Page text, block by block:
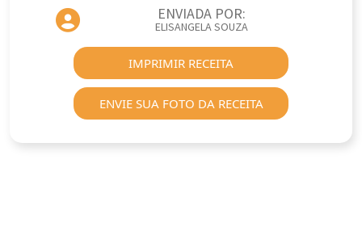
ENVIADA POR:
ELISANGELA SOUZA
IMPRIMIR RECEITA
ENVIE SUA FOTO DA RECEITA